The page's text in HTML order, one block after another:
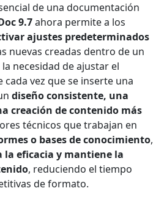
de una documentación
9.7ahora permite a los
ajustes predeterminados
nuevas creadas dentro de un
necesidad de ajustar el
vez que se inserte una
diseño consistente, una
creación de contenido más
técnicos que trabajan en
o bases de conocimiento,
la eficacia y mantiene la
, reduciendo el tiempo
de formato.